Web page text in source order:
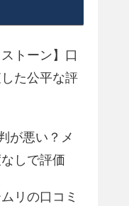
トーン】口
た公平な評
が悪い？メ
しで評価
リの口コミ